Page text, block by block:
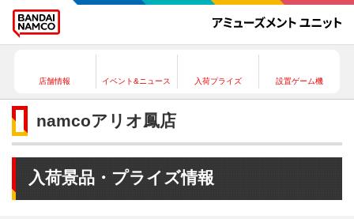
店舗情報 イベント&ニュース 入荷プライズ 設置ゲーム機
namcoアリオ鳳店
入荷景品・プライズ情報